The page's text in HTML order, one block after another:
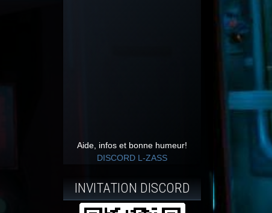
Aide, infos et bonne humeur!
DISCORD L-ZASS
INVITATION DISCORD